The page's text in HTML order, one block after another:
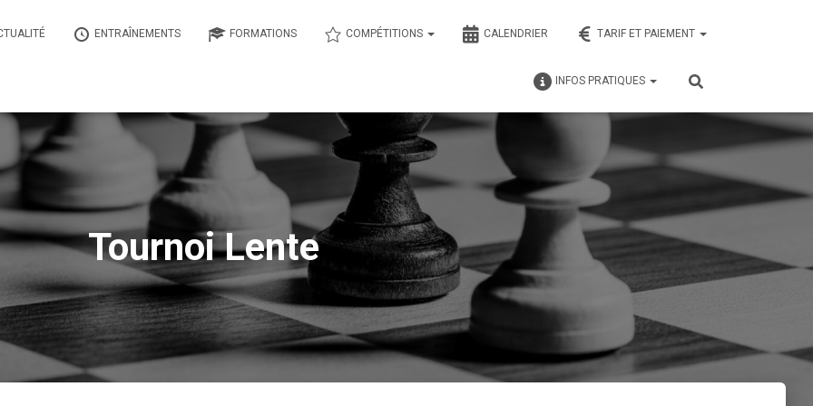
ENTRAÎNEMENTS FORMATIONS COMPÉTITIONS CALENDRIER TARIF ET PAIEMENT
INFOS PRATIQUES
Tournoi Lente